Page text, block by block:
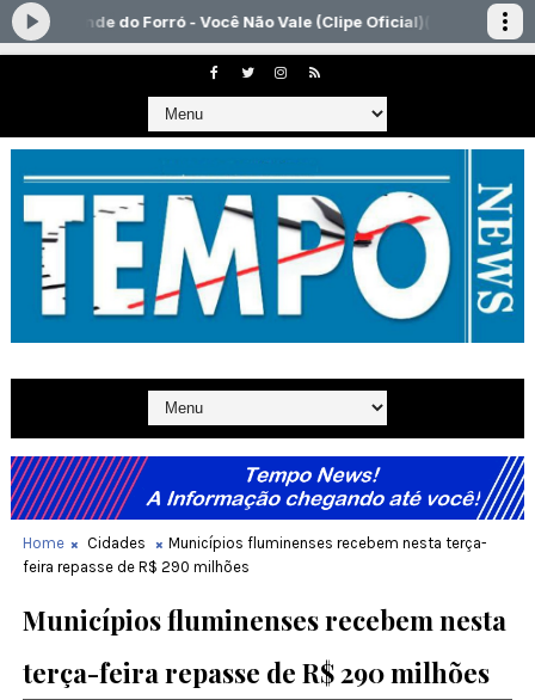
Home Cidades
Municípios fluminenses recebem nesta terça-
feira repasse de R$ 290 milhões
Municípios fluminenses recebem nesta
terça-feira repasse de R$ 290 milhões